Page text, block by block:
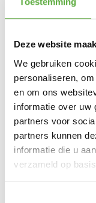
Deze website
We gebruiken
personaliseren,
en om ons
informatie over uw
partners voor
partners kunnen
informatie die u
verzameld op